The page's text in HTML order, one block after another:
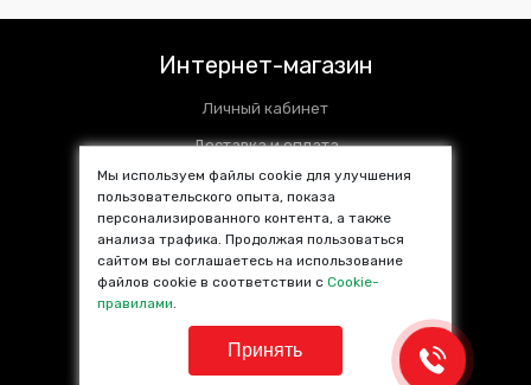
Интернет-магазин
Личный кабинет
Доставка и оплата
Установочные центры
Контакты
SALE %
Популярные товары
Мы используем файлы cookie для улучшения
пользовательского опыта, показа
персонализированного контента, а также
анализа трафика. Продолжая пользоваться
сайтом вы соглашаетесь на использование
файлов cookie в соответствии сCookie-
правилами.
Принять